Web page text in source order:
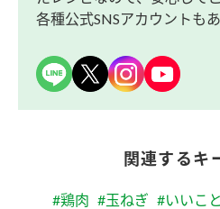
各種公式SNSアカウントもあ
関連するキ
#鶏肉 #玉ねぎ #いいこ